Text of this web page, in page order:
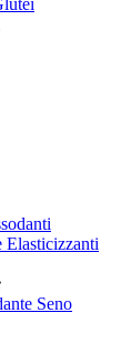
Elasticizzanti
Seno